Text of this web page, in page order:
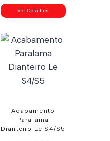
Ver Detalhes
Acabamento
Paralama
Dianteiro Le S4/S5